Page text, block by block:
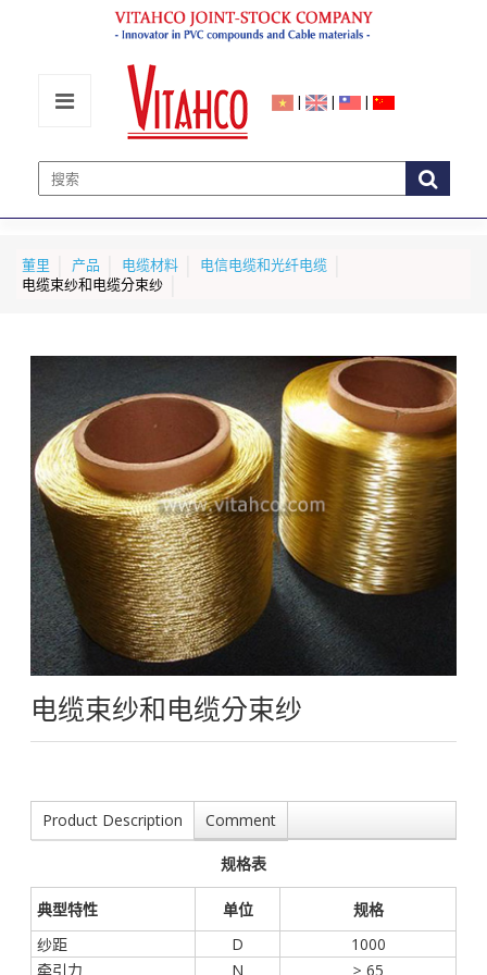
| | |
董里 产品 电缆材料
电信电缆和光纤电缆
电缆束纱和电缆分束纱
电缆束纱和电缆分束纱
Product Description Comment
规格表
典型特性 单位
规格
纱距
D
1000
牵引力
N ≥ 65